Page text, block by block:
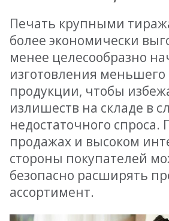
Печать крупными
более экономически
менее целесообразно
изготовления
продукции, чтобы
излишеств на складе в
недостаточного
продажах и высоком
стороны покупателей
безопасно расширять
ассортимент.